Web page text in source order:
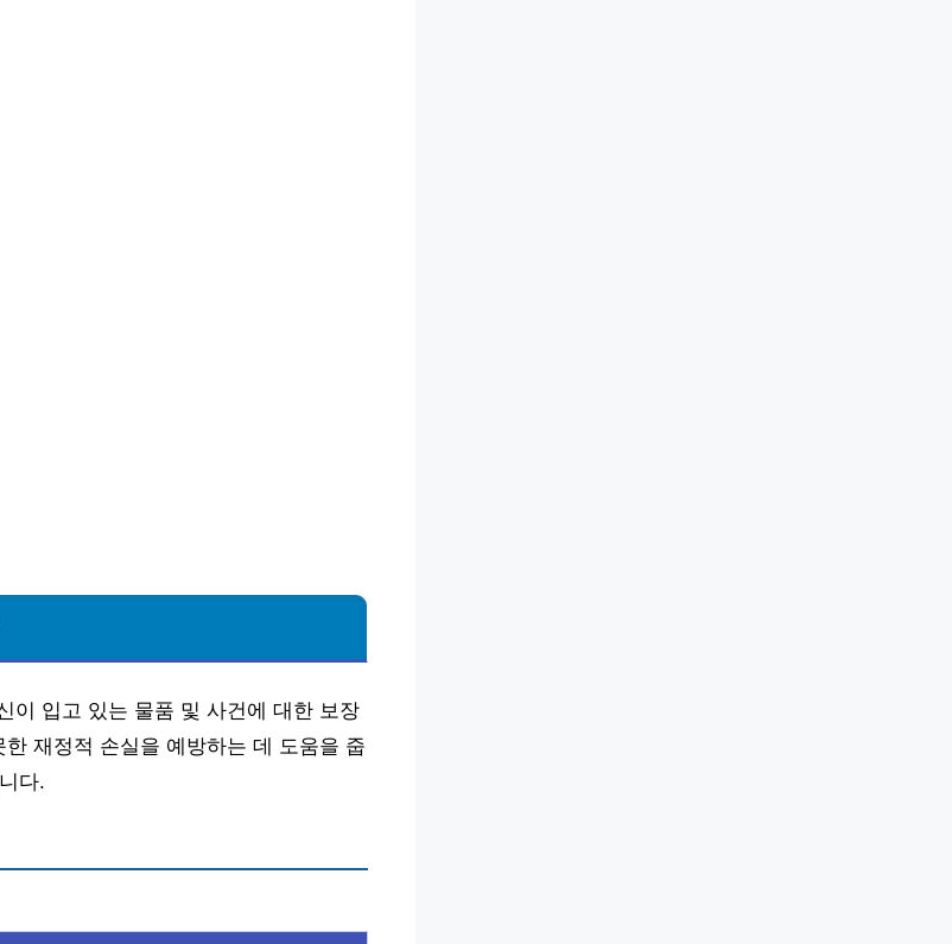
이 입고 있는 물품 및 사건에 대한 보장
재정적 손실을 예방하는 데 도움을 줍
다.